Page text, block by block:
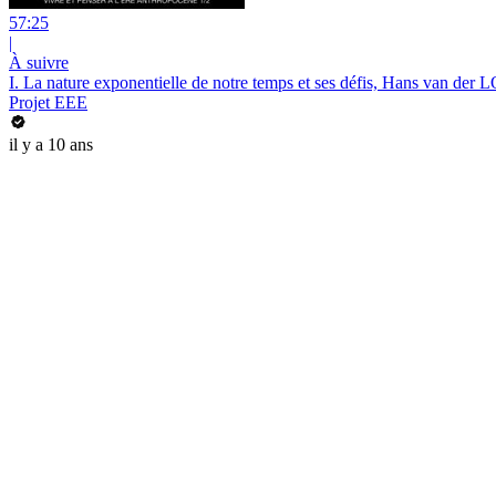
57:25
|
À suivre
I. La nature exponentielle de notre temps et ses défis, Hans van der
Projet EEE
il y a 10 ans